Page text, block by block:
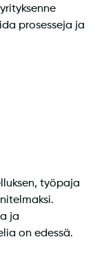
prosesseja ja
työpaja
ja
on edessä.